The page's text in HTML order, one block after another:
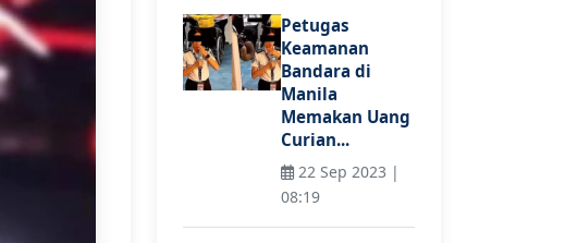
Petugas
Keamanan
Bandara di
Manila
Memakan Uang
Curian...
22 Sep 2023 |
08:19